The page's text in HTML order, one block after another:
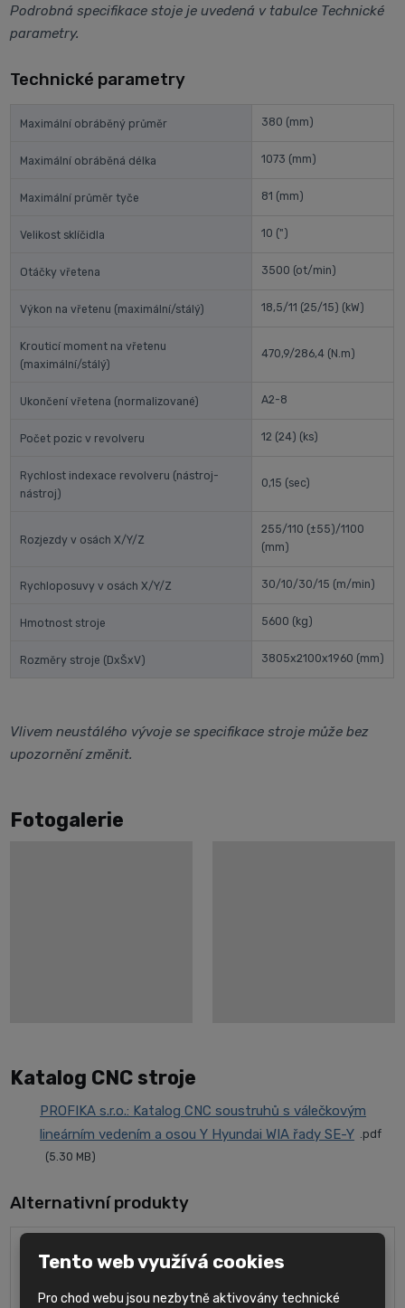
Podrobná specifikace stoje je uvedená v tabulce Technické
parametry.
Technické parametry
Maximální obráběný průměr 380 (mm)
Maximální obráběná délka 1073 (mm)
Maximální průměr tyče 81 (mm)
Velikost sklíčidla 10 (")
Otáčky vřetena 3500 (ot/min)
Výkon na vřetenu (maximální/stálý) 18,5/11 (25/15) (kW)
Krouticí moment na vřetenu
(maximální/stálý)
470,9/286,4 (N.m)
Ukončení vřetena (normalizované) A2-8
Počet pozic v revolveru 12 (24) (ks)
Rychlost indexace revolveru (nástroj-
nástroj)
0,15 (sec)
Rozjezdy v osách X/Y/Z
255/110 (±55)/1100
(mm)
Rychloposuvy v osách X/Y/Z 30/10/30/15 (m/min)
Hmotnost stroje 5600 (kg)
Rozměry stroje (DxŠxV) 3805x2100x1960 (mm)
Vlivem neustálého vývoje se specifikace stroje může bez
upozornění změnit.
Fotogalerie
Katalog CNC stroje
PROFIKA s.r.o.: Katalog CNC soustruhů s válečkovým
lineárním vedením a osou Y Hyundai WIA řady SE-Y
pdf
5.30 MB
Alternativní produkty
Tento web využívá cookies
Pro chod webu jsou nezbytně aktivovány technické